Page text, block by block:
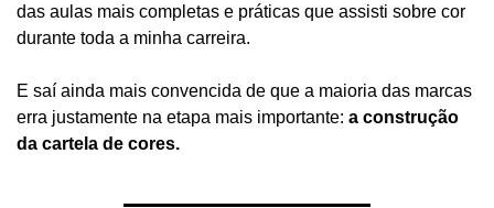
das aulas mais completas e práticas que assisti sobre cor
durante toda a minha carreira.
E saí ainda mais convencida de que a maioria das marcas
erra justamente na etapa mais importante: a construção
da cartela de cores.